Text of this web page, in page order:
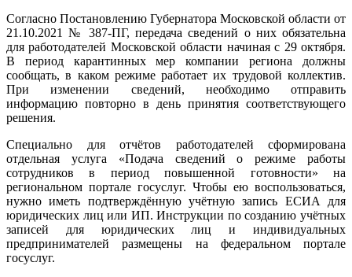
Согласно Постановлению Губернатора Московской области от
21.10.2021 № 387-ПГ, передача сведений о них обязательна
для работодателей Московской области начиная с 29 октября.
В период карантинных мер компании региона должны
сообщать, в каком режиме работает их трудовой коллектив.
При изменении сведений, необходимо отправить
информацию повторно в день принятия соответствующего
решения.
Специально для отчётов работодателей сформирована
отдельная услуга «Подача сведений о режиме работы
сотрудников в период повышенной готовности» на
региональном портале госуслуг. Чтобы ею воспользоваться,
нужно иметь подтверждённую учётную запись ЕСИА для
юридических лиц или ИП. Инструкции по созданию учётных
записей для юридических лиц и индивидуальных
предпринимателей размещены на федеральном портале
госуслуг.